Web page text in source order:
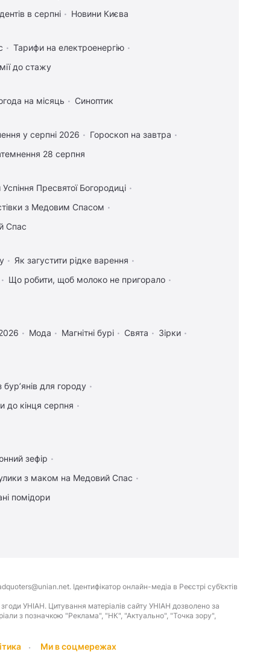
в серпні Новини Києва
Тарифи на електроенергію
до стажу
на місяць Синоптик
у серпні 2026
Гороскоп на завтра
28 серпня
Успіння Пресвятої Богородиці
з Медовим Спасом
Спас
Як загустити рідке варення
Що робити, щоб молоко не пригорало
Мода Магнітні бурі Свята
Зірки
бур’янів для городу
до кінця серпня
зефір
з маком на Медовий Спас
помідори
Ідентифікатор онлайн-медіа в Реєстрі суб’єктів
УНІАН. Цитування матеріалів сайту УНІАН дозволено за
з позначкою "Реклама", "НК", "Актуально", "Точка зору",
Ми в соцмережах